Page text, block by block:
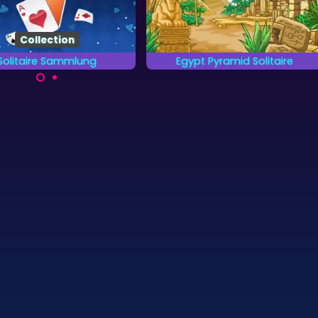
Sammlung
Collection
Egypt Pyramid Solitaire